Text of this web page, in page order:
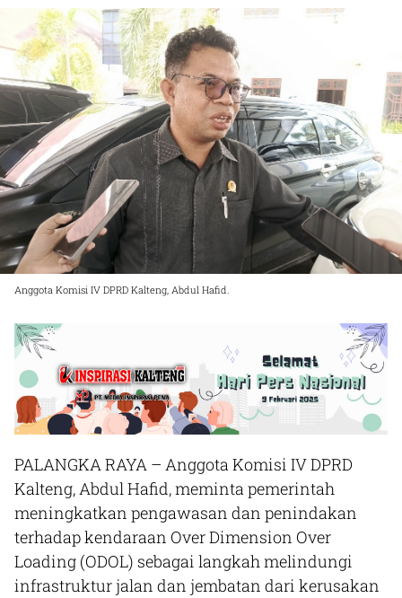
Anggota Komisi IV DPRD Kalteng, Abdul Hafid.
PALANGKA RAYA – Anggota Komisi IV DPRD
Kalteng, Abdul Hafid, meminta pemerintah
meningkatkan pengawasan dan penindakan
terhadap kendaraan Over Dimension Over
Loading (ODOL) sebagai langkah melindungi
infrastruktur jalan dan jembatan dari kerusakan